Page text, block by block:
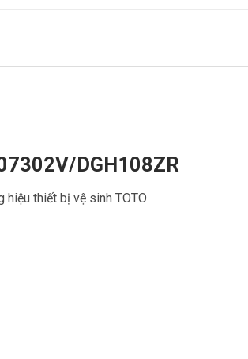
/DGH108ZR
thiết bị vệ sinh TOTO